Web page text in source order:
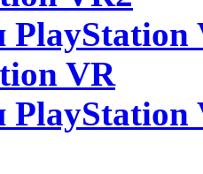
PlayStation
VR
PlayStation